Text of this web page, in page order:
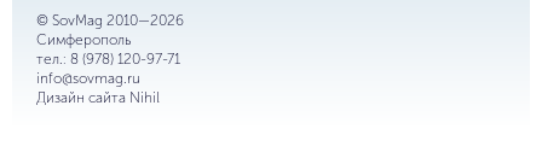
© SovMag 2010—2026
Симферополь
тел.: 8 (978) 120-97-71
info@sovmag.ru
Дизайн сайта Nihil